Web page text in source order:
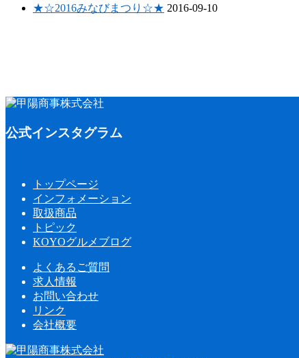
★☆2016みなびまつり☆★ 2016-09-10
公式インスタグラム
トップページ
インフォメーション
取扱商品
トピック
KOYOグルメブログ
よくあるご質問
求人情報
お問い合わせ
リンク
会社概要